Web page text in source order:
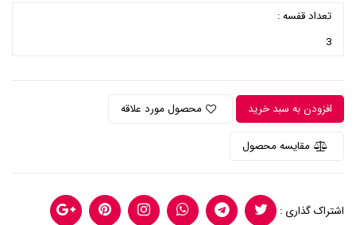
تعداد قفسه :
3
افزودن به سبد خرید محصول مورد علاقه
مقایسه محصول
اشتراک گذاری :